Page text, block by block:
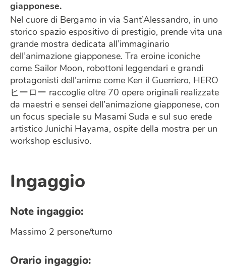
giapponese.
Nel cuore di Bergamo in via Sant’Alessandro, in uno
storico spazio espositivo di prestigio, prende vita una
grande mostra dedicata all’immaginario
dell’animazione giapponese. Tra eroine iconiche
come Sailor Moon, robottoni leggendari e grandi
protagonisti dell’anime come Ken il Guerriero, HERO
ヒーロー raccoglie oltre 70 opere originali realizzate
da maestri e sensei dell’animazione giapponese, con
un focus speciale su Masami Suda e sul suo erede
artistico Junichi Hayama, ospite della mostra per un
workshop esclusivo.
Ingaggio
Note ingaggio:
Massimo 2 persone/turno
Orario ingaggio: